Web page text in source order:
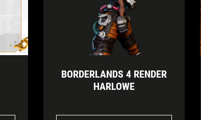
BORDERLANDS 4 RENDER
HARLOWE